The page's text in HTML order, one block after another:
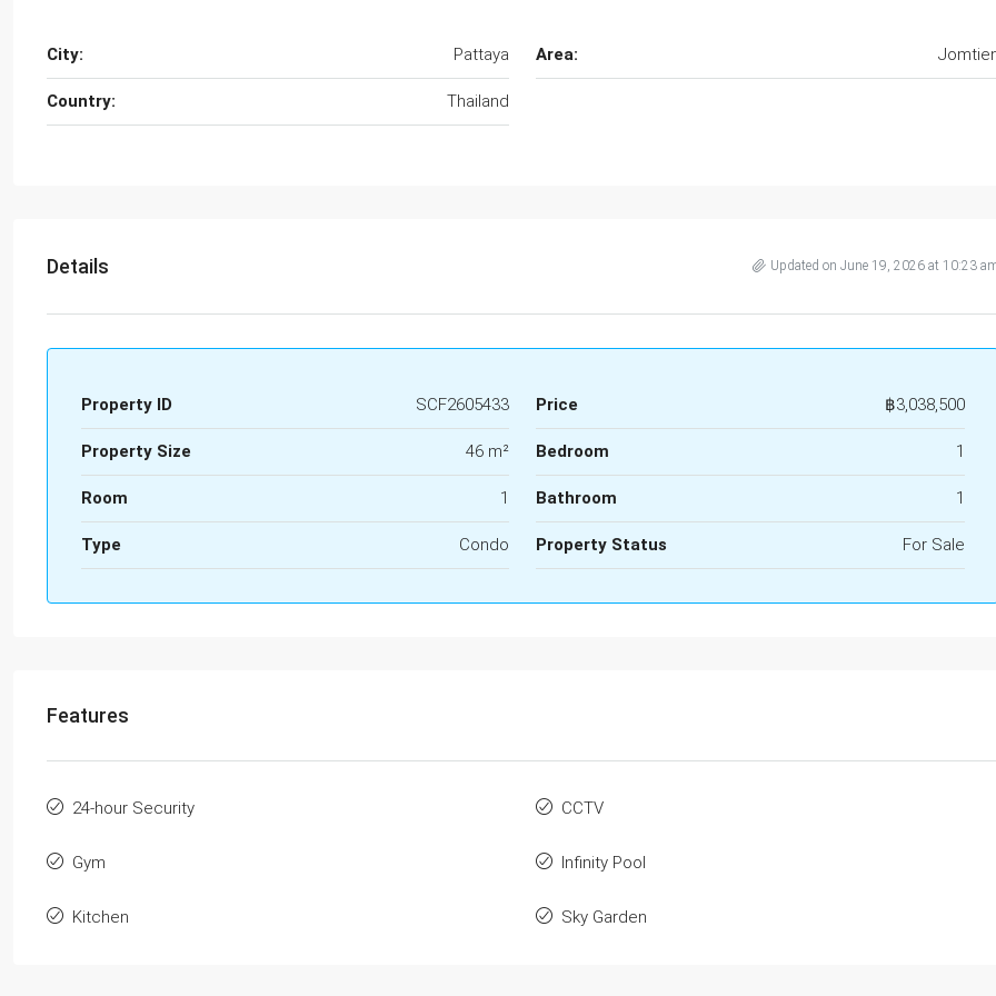
City: Pattaya Area:
Country: Thailand
Details Updated on June 19, 2026 at 10:23
Property ID SCF2605433 Price ฿3,038,500
Property Size 46 m² Bedroom 1
Room 1 Bathroom 1
Type Condo Property Status For Sale
Features
24-hour Security CCTV
Gym Infinity Pool
Kitchen Sky Garden